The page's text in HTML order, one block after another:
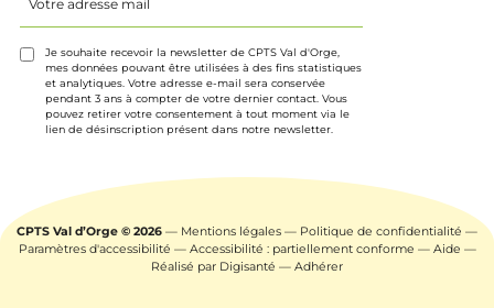
adresse
mail
(Nécessaire)
Je souhaite recevoir la newsletter de CPTS Val d'Orge,
mes données pouvant être utilisées à des fins statistiques
et analytiques. Votre adresse e-mail sera conservée
pendant 3 ans à compter de votre dernier contact. Vous
pouvez retirer votre consentement à tout moment via le
lien de désinscription présent dans notre newsletter.
CPTS Val d’Orge © 2026 — Mentions légales — Politique de confidentialité —
Paramètres d'accessibilité — Accessibilité : partiellement conforme — Aide —
Réalisé par Digisanté — Adhérer